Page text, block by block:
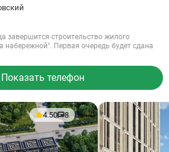
завершится строительство жилого
набережной". Первая очередь будет сдана
Показать телефон
4.50 8